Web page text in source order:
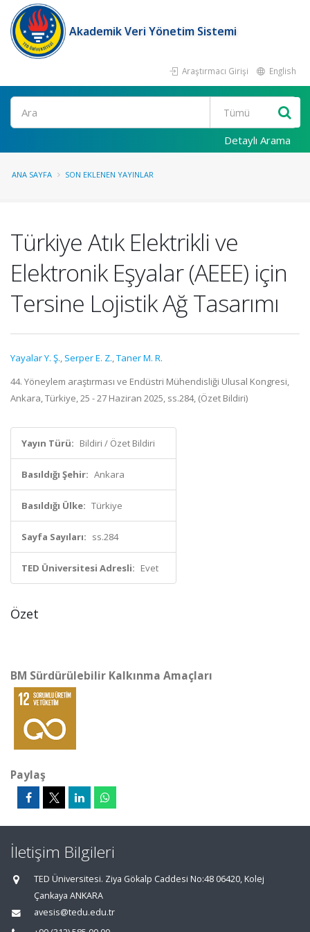
Akademik Veri Yönetim Sistemi
Araştırmacı Girişi English
Ara
Detaylı Arama
ANA SAYFA SON EKLENEN YAYINLAR
Türkiye Atık Elektrikli ve
Elektronik Eşyalar (AEEE) için
Tersine Lojistik Ağ Tasarımı
Yayalar Y. Ş., Serper E. Z.,Taner M. R.
44. Yöneylem araştırması ve Endüstri Mühendisliği Ulusal Kongresi,
Ankara, Türkiye, 25 - 27 Haziran 2025, ss.284, (Özet Bildiri)
Yayın Türü: Bildiri / Özet Bildiri
Basıldığı Şehir: Ankara
Basıldığı Ülke: Türkiye
Sayfa Sayıları: ss.284
TED Üniversitesi Adresli: Evet
Özet
BM Sürdürülebilir Kalkınma Amaçları
Paylaş
İletişim Bilgileri
TED Üniversitesi. Ziya Gökalp Caddesi No:48 06420, Kolej
Çankaya ANKARA
avesis@tedu.edu.tr